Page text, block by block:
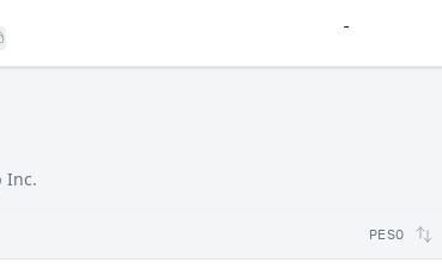
-
Inc.
PESO